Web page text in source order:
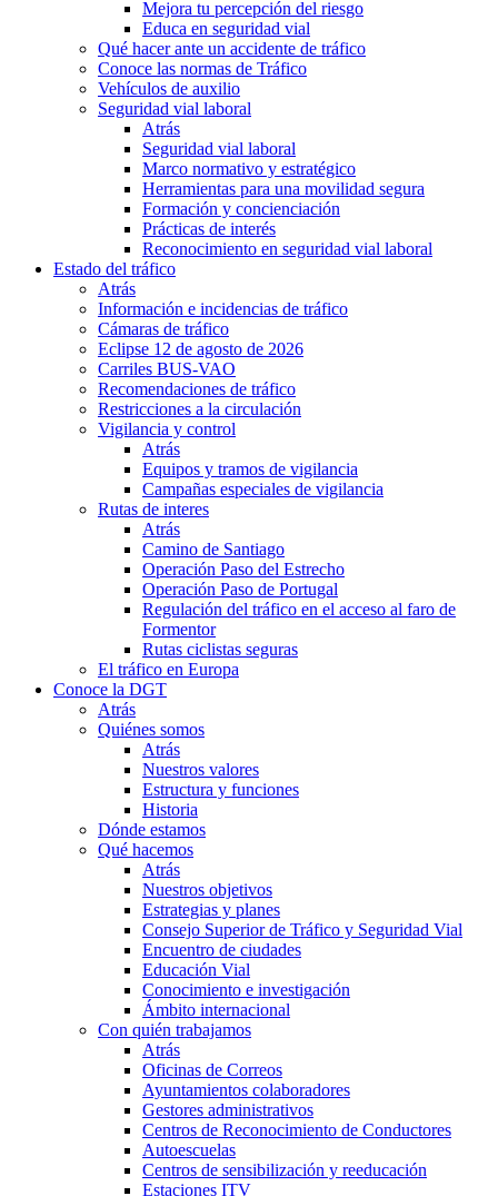
Mejora tu percepción del riesgo
Educa en seguridad vial
Qué hacer ante un accidente de tráfico
Conoce las normas de Tráfico
Vehículos de auxilio
Seguridad vial laboral
Atrás
Seguridad vial laboral
Marco normativo y estratégico
Herramientas para una movilidad segura
Formación y concienciación
Prácticas de interés
Reconocimiento en seguridad vial laboral
Estado del tráfico
Atrás
Información e incidencias de tráfico
Cámaras de tráfico
Eclipse 12 de agosto de 2026
Carriles BUS-VAO
Recomendaciones de tráfico
Restricciones a la circulación
Vigilancia y control
Atrás
Equipos y tramos de vigilancia
Campañas especiales de vigilancia
Rutas de interes
Atrás
Camino de Santiago
Operación Paso del Estrecho
Operación Paso de Portugal
Regulación del tráfico en el acceso al faro de
Formentor
Rutas ciclistas seguras
El tráfico en Europa
Conoce la DGT
Atrás
Quiénes somos
Atrás
Nuestros valores
Estructura y funciones
Historia
Dónde estamos
Qué hacemos
Atrás
Nuestros objetivos
Estrategias y planes
Consejo Superior de Tráfico y Seguridad Vial
Encuentro de ciudades
Educación Vial
Conocimiento e investigación
Ámbito internacional
Con quién trabajamos
Atrás
Oficinas de Correos
Ayuntamientos colaboradores
Gestores administrativos
Centros de Reconocimiento de Conductores
Autoescuelas
Centros de sensibilización y reeducación
Estaciones ITV